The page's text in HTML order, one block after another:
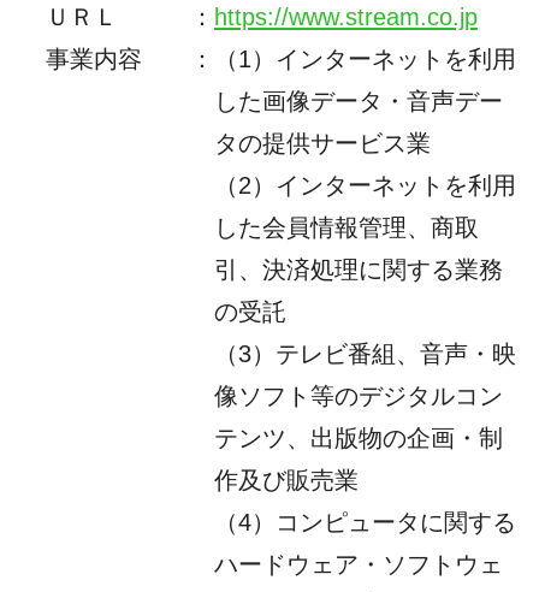
ＵＲＬ
： https://www.stream.co.jp
事業内容
：
（1）インターネットを利用
した画像データ・音声デー
タの提供サービス業
（2）インターネットを利用
した会員情報管理、商取
引、決済処理に関する業務
の受託
（3）テレビ番組、音声・映
像ソフト等のデジタルコン
テンツ、出版物の企画・制
作及び販売業
（4）コンピュータに関する
ハードウェア・ソフトウェ